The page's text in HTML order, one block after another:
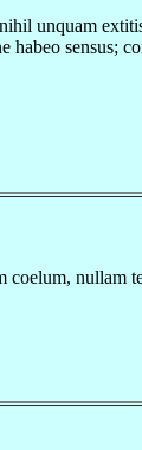
unquam
habeo sensus;
nullam